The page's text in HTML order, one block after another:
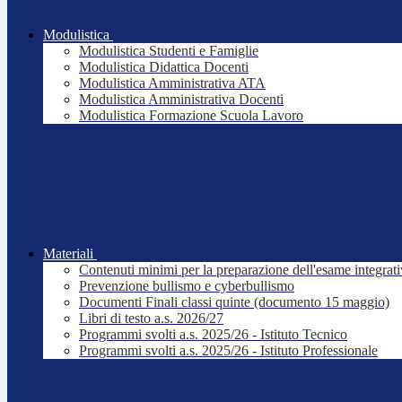
Modulistica
Modulistica Studenti e Famiglie
Modulistica Didattica Docenti
Modulistica Amministrativa ATA
Modulistica Amministrativa Docenti
Modulistica Formazione Scuola Lavoro
Materiali
Contenuti minimi per la preparazione dell'esame
Prevenzione bullismo e cyberbullismo
Documenti Finali classi quinte (documento 15 maggio)
Libri di testo a.s. 2026/27
Programmi svolti a.s. 2025/26 - Istituto Tecnico
Programmi svolti a.s. 2025/26 - Istituto Professionale